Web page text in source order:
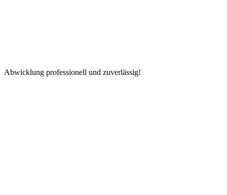
Abwicklung professionell und zuverlässig!